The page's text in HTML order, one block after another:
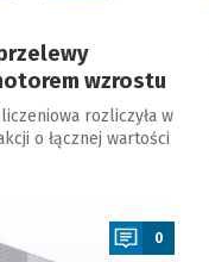
wzrostu
rozliczyła w
o łącznej wartości
0